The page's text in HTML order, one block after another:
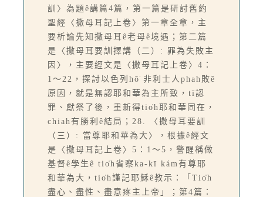
訓〉為題ê講篇4篇，第一篇是研討舊約
聖經〈撒母耳記上卷〉第一章全章，主
要析論先知撒母耳ê老母ê境遇；第二篇
是〈撒母耳要訓擇講（二）: 罪為失敗主
因〉，主要經文是〈撒母耳記上卷〉4：
1～22，探討以色列hō͘ 非利士人phah敗ê
原因，就是無認耶和華為主所致，tī認
罪、獻祭了後，重新得tio̍h耶和華同在，
chiah有勝利ê結局；28. 〈撒母耳要訓
（三）: 當尊耶和華為大〉，根據ê經文
是〈撒母耳記上卷〉5：1～5，警醒稱做
基督ê學生ê tio̍h省察ka-kī kám有尊耶
和華為大，tio̍h謹記耶穌ê教示：「Tio̍h
盡心、盡性、盡意疼主上帝」；第4篇：